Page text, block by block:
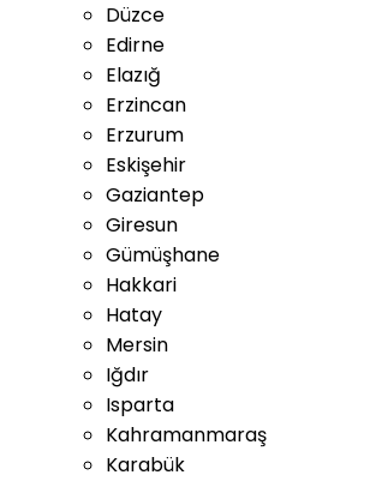
Düzce
Edirne
Elazığ
Erzincan
Erzurum
Eskişehir
Gaziantep
Giresun
Gümüşhane
Hakkari
Hatay
Mersin
Iğdır
Isparta
Kahramanmaraş
Karabük